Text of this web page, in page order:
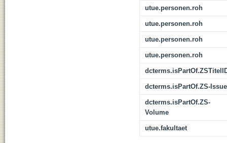
utue.personen.roh
utue.personen.roh
utue.personen.roh
utue.personen.roh
dcterms.isPartOf.ZS-Issue
dcterms.isPartOf.ZS-
Volume
utue.fakultaet